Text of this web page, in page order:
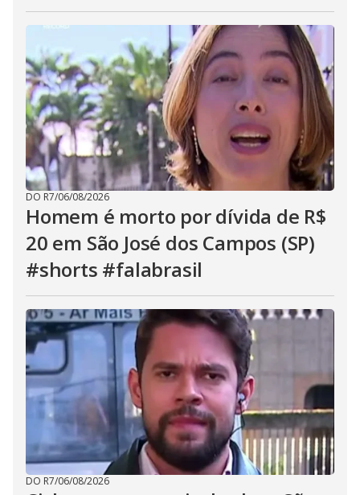
DO R7/06/08/2026
Homem é morto por dívida de R$
20 em São José dos Campos (SP)
#shorts #falabrasil
DO R7/06/08/2026